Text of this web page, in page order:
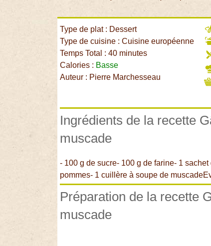
Type de plat : Dessert
Type de cuisine : Cuisine européenne
Temps Total : 40 minutes
Calories : Basse
Auteur : Pierre Marchesseau
Ingrédients de la recette
muscade
- 100 g de sucre- 100 g de farine- 1
pommes- 1 cuillère à soupe de
Préparation de la recette
muscade